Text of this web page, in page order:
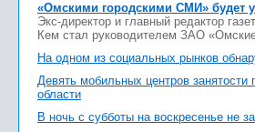
«Омскими городскими СМИ» будет
Экс-директор и главный редактор
Кем стал руководителем ЗАО
На одном из социальных рынков
Девять мобильных центров
области
В ночь с субботы на воскресенье не